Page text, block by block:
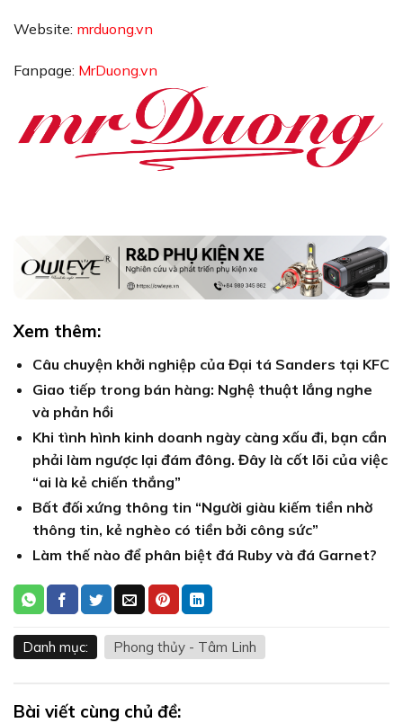
Website: mrduong.vn
Fanpage: MrDuong.vn
Xem thêm:
Câu chuyện khởi nghiệp của Đại tá Sanders tại KFC
Giao tiếp trong bán hàng: Nghệ thuật lắng nghe
và phản hồi
Khi tình hình kinh doanh ngày càng xấu đi, bạn cần
phải làm ngược lại đám đông. Đây là cốt lõi của việc
“ai là kẻ chiến thắng”
Bất đối xứng thông tin “Người giàu kiếm tiền nhờ
thông tin, kẻ nghèo có tiền bởi công sức”
Làm thế nào để phân biệt đá Ruby và đá Garnet?
Danh mục: Phong thủy - Tâm Linh
Bài viết cùng chủ đề: